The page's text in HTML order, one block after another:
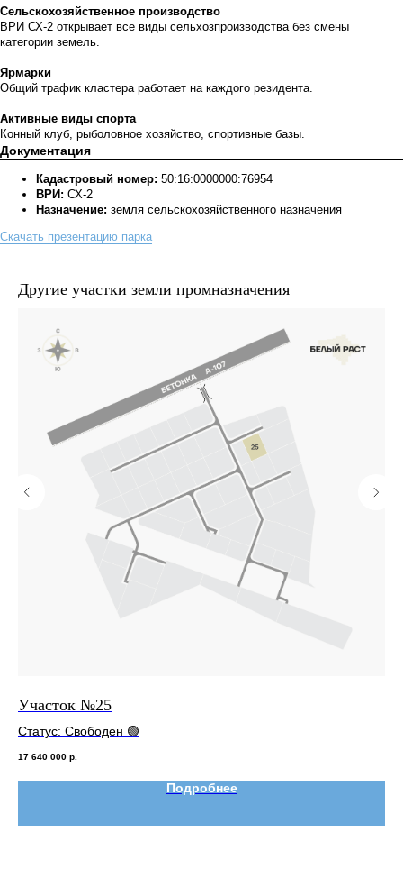
Сельскохозяйственное производство
ВРИ СХ-2 открывает все виды сельхозпроизводства без смены
категории земель.
Ярмарки
Общий трафик кластера работает на каждого резидента.
Активные виды спорта
Конный клуб, рыболовное хозяйство, спортивные базы.
Документация
Кадастровый номер: 50:16:0000000:76954
ВРИ: СХ-2
Назначение: земля сельскохозяйственного назначения
Скачать презентацию парка
Другие участки земли промназначения
Участок №25
Статус: Свободен 🟢
17 640 000 р.
Подробнее